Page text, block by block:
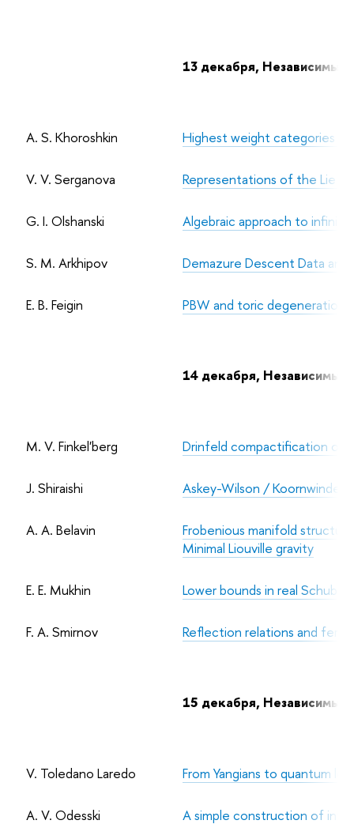
13 декабря, Независимый
A. S. Khoroshkin Highest weight categories
V. V. Serganova Representations of the Lie
G. I. Olshanski Algebraic approach to
S. M. Arkhipov Demazure Descent Data
E. B. Feigin PBW and toric degenerations
14 декабря, Независимый
M. V. Finkel'berg Drinfeld compactification of
J. Shiraishi Askey-Wilson / Koornwinder
A. A. Belavin
Frobenious manifold
Minimal Liouville gravity
E. E. Mukhin Lower bounds in real
F. A. Smirnov Reflection relations and
15 декабря, Независимый
V. Toledano Laredo From Yangians to quantum
A. V. Odesski A simple construction of